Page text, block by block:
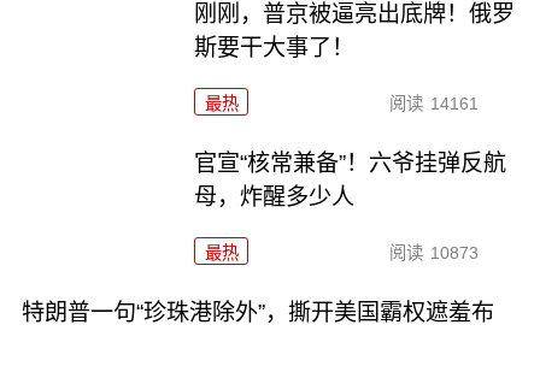
刚刚，普京被逼亮出底牌！俄罗
斯要干大事了！
最热 阅读 14161
官宣“核常兼备”！六爷挂弹反航
母，炸醒多少人
最热 阅读 10873
特朗普一句“珍珠港除外”，撕开美国霸权遮羞布